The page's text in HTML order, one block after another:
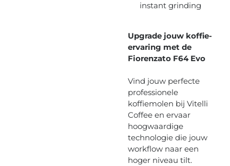
instant grinding
Upgrade jouw koffie-
ervaring met de
Fiorenzato F64 Evo
Vind jouw perfecte
professionele
koffiemolen bij Vitelli
Coffee en ervaar
hoogwaardige
technologie die jouw
workflow naar een
hoger niveau tilt.